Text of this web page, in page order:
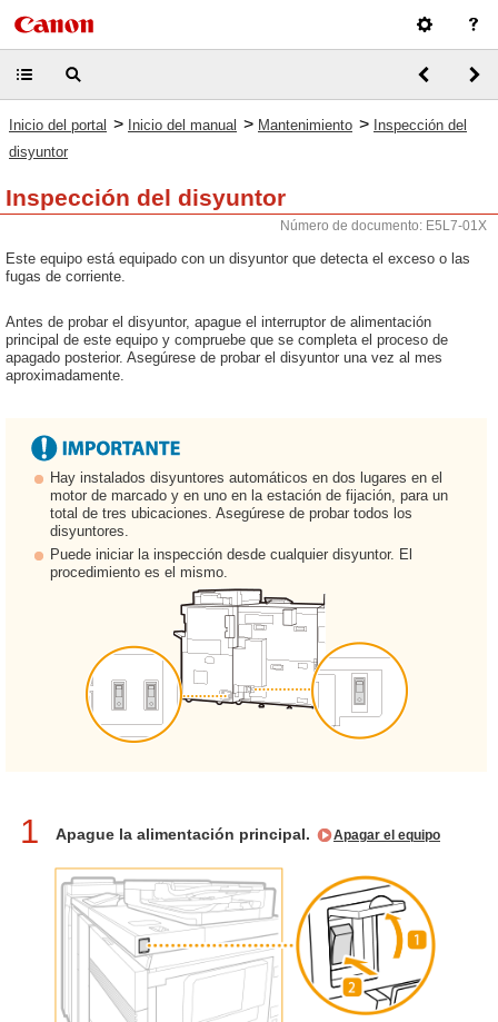
Inicio del portal > Inicio del manual > Mantenimiento > Inspección del
disyuntor
Inspección del disyuntor
Número de documento: E5L7-01X
Este equipo está equipado con un disyuntor que detecta el exceso o las
fugas de corriente.
Antes de probar el disyuntor, apague el interruptor de alimentación
principal de este equipo y compruebe que se completa el proceso de
apagado posterior. Asegúrese de probar el disyuntor una vez al mes
aproximadamente.
Hay instalados disyuntores automáticos en dos lugares en el
motor de marcado y en uno en la estación de fijación, para un
total de tres ubicaciones. Asegúrese de probar todos los
disyuntores.
Puede iniciar la inspección desde cualquier disyuntor. El
procedimiento es el mismo.
1 Apague la alimentación principal. Apagar el equipo